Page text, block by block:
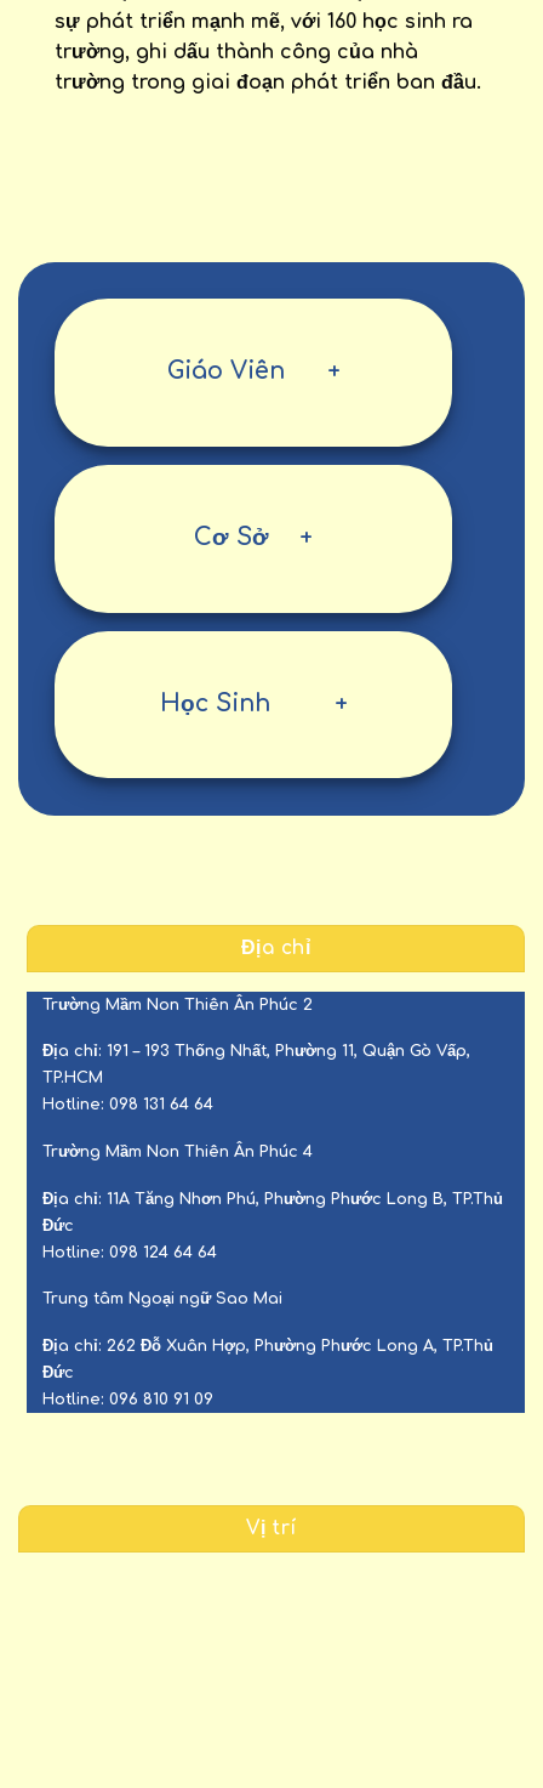
sự phát triển mạnh mẽ, với 160 học sinh ra
trường, ghi dấu thành công của nhà
trường trong giai đoạn phát triển ban đầu.
Giáo Viên +
Cơ Sở +
Học Sinh +
Địa chỉ
Trường Mầm Non Thiên Ân Phúc 2
Địa chỉ: 191 – 193 Thống Nhất, Phường 11, Quận Gò Vấp,
TP.HCM
Hotline: 098 131 64 64
Trường Mầm Non Thiên Ân Phúc 4
Địa chỉ: 11A Tăng Nhơn Phú, Phường Phước Long B, TP.Thủ
Đức
Hotline: 098 124 64 64
Trung tâm Ngoại ngữ Sao Mai
Địa chỉ: 262 Đỗ Xuân Hợp, Phường Phước Long A, TP.Thủ
Đức
Hotline: 096 810 91 09
Vị trí